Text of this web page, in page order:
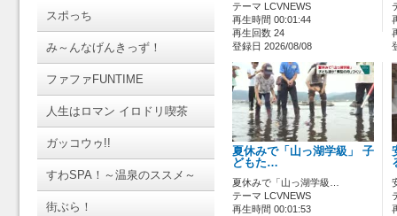
スポっち
み～んなげんきっず！
ファファFUNTIME
人生はロマン イロドリ喫茶
ガッコウゥ!!
すわSPA！～温泉のススメ～
街ぶら！
テーマ LCVNEWS
再生時間 00:01:44
再生回数 24
登録日 2026/08/08
夏休みで「山っ湖学級」 子
どもた…
夏休みで「山っ湖学級…
テーマ LCVNEWS
再生時間 00:01:53